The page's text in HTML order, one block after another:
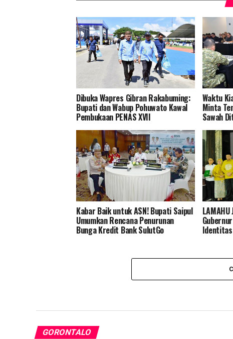
Dibuka Wapres Gibran Rakabuming:
Bupati dan Wabup Pohuwato Kawal
Pembukaan PENAS XVII
Waktu
Minta
Sawah
Kabar Baik untuk ASN! Bupati Saipul
Umumkan Rencana Penurunan
Bunga Kredit Bank SulutGo
GORONTALO